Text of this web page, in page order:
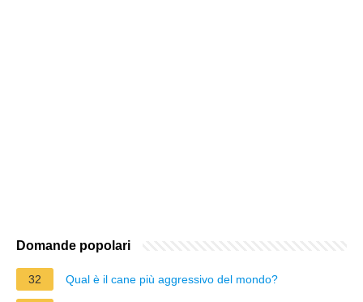
Domande popolari
32 Qual è il cane più aggressivo del mondo?